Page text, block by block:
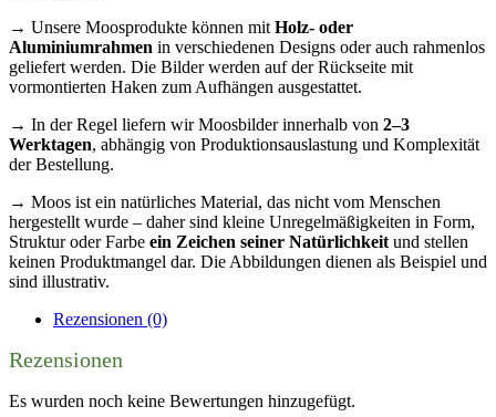
→ Unsere Moosprodukte können mit Holz- oder
Aluminiumrahmen in verschiedenen Designs oder auch rahmenlos
geliefert werden. Die Bilder werden auf der Rückseite mit
vormontierten Haken zum Aufhängen ausgestattet.
→ In der Regel liefern wir Moosbilder innerhalb von 2–3
Werktagen, abhängig von Produktionsauslastung und Komplexität
der Bestellung.
→ Moos ist ein natürliches Material, das nicht vom Menschen
hergestellt wurde – daher sind kleine Unregelmäßigkeiten in Form,
Struktur oder Farbe ein Zeichen seiner Natürlichkeit und stellen
keinen Produktmangel dar. Die Abbildungen dienen als Beispiel und
sind illustrativ.
Rezensionen (0)
Rezensionen
Es wurden noch keine Bewertungen hinzugefügt.